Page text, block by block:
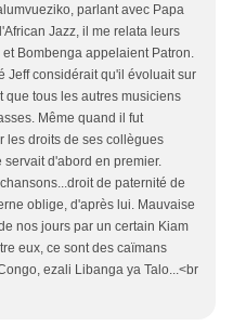
parlant avec Papa
Jazz, il me relata leurs
Bombenga appelaient Patron.
Jeff considérait qu'il évoluait sur
que tous les autres musiciens
Même quand il fut
les droits de ses collègues
d'abord en premier.
de paternité de
oblige, d'après lui. Mauvaise
nos jours par un certain Kiam
eux, ce sont des caïmans
ezali Libanga ya Talo...<br